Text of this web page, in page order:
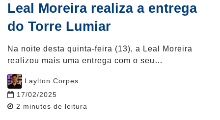
Leal Moreira realiza a entrega
do Torre Lumiar
Na noite desta quinta-feira (13), a Leal Moreira
realizou mais uma entrega com o seu…
Post
author
Laylton Corpes
17/02/2025
Reading
2 minutos de leitura